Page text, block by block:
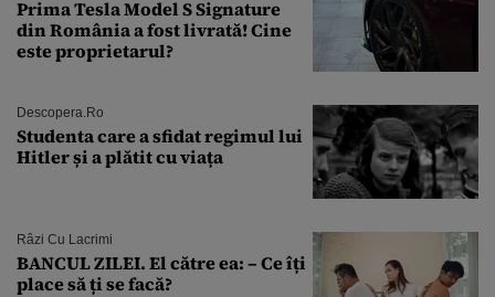
Prima Tesla Model S Signature
din România a fost livrată! Cine
este proprietarul?
Descopera.ro
Studenta care a sfidat regimul lui
Hitler și a plătit cu viața
Râzi Cu Lacrimi
BANCUL ZILEI. El către ea: – Ce îți
place să ți se facă?